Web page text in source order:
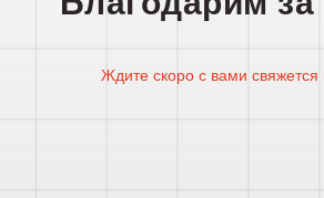
Ждите скоро с вами